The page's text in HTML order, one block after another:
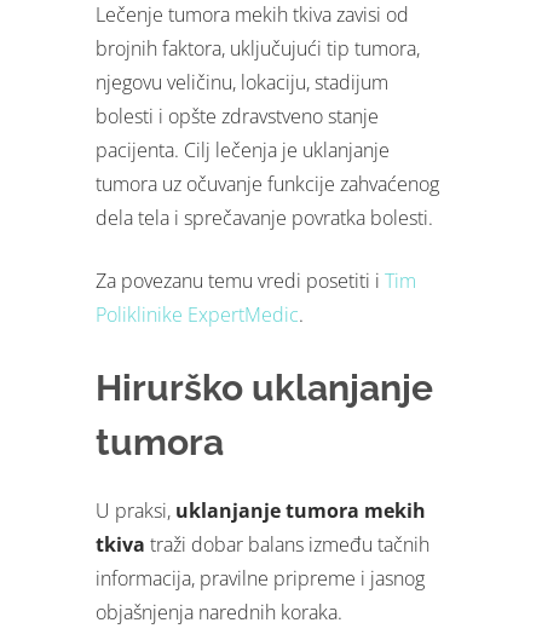
Lečenje tumora mekih tkiva zavisi od
brojnih faktora, uključujući tip tumora,
njegovu veličinu, lokaciju, stadijum
bolesti i opšte zdravstveno stanje
pacijenta. Cilj lečenja je uklanjanje
tumora uz očuvanje funkcije zahvaćenog
dela tela i sprečavanje povratka bolesti.
Za povezanu temu vredi posetiti i Tim
Poliklinike ExpertMedic.
Hirurško uklanjanje
tumora
U praksi, uklanjanje tumora mekih
tkiva traži dobar balans između tačnih
informacija, pravilne pripreme i jasnog
objašnjenja narednih koraka.